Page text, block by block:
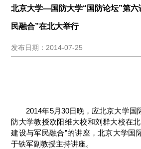
北京大学—国防大学“国防论坛”第六
民融合”在北大举行
发布日期：2014-07-25
2014年5月30日晚，应北京大学国
防大学教授欧阳维大校和刘群大校在
建设与军民融合”的讲座，北京大学国
于铁军副教授主持讲座。